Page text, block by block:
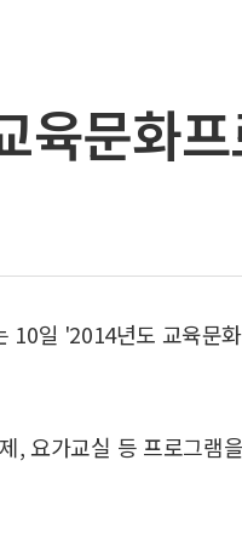
육문화
10일 '2014년도 교육문
, 요가교실 등 프로그램